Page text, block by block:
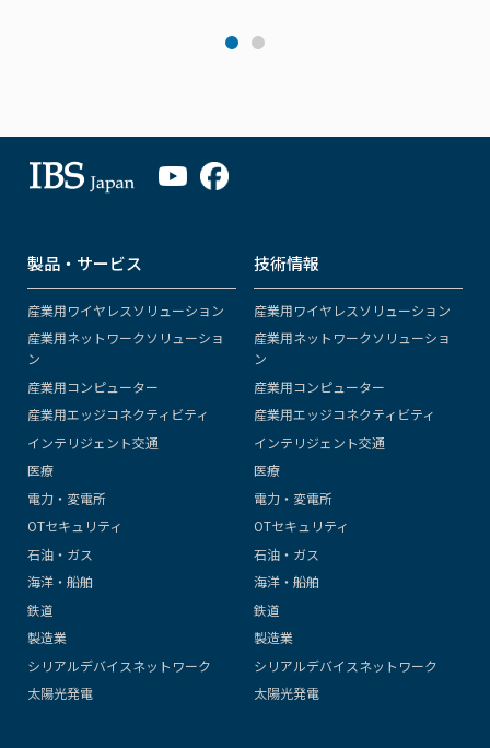
製品・サービス
産業用ワイヤレスソリューション
産業用ネットワークソリューショ
ン
産業用コンピューター
産業用エッジコネクティビティ
インテリジェント交通
医療
電力・変電所
OTセキュリティ
石油・ガス
海洋・船舶
鉄道
製造業
シリアルデバイスネットワーク
太陽光発電
技術情報
産業用ワイヤレスソリューション
産業用ネットワークソリューショ
ン
産業用コンピューター
産業用エッジコネクティビティ
インテリジェント交通
医療
電力・変電所
OTセキュリティ
石油・ガス
海洋・船舶
鉄道
製造業
シリアルデバイスネットワーク
太陽光発電